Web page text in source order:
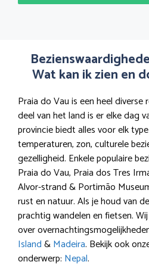
Wat kan ik zien en
Praia do Vau is een heel
deel van het land is er elke dag
provincie biedt alles voor elk
temperaturen, zon, culturele
gezelligheid. Enkele populaire
Praia do Vau, Praia dos Tres
Alvor-strand & Portimão
rust en natuur. Als je houd van
prachtig wandelen en fietsen.
over
Island&Madeira. Bekijk ook
onderwerp: Nepal.